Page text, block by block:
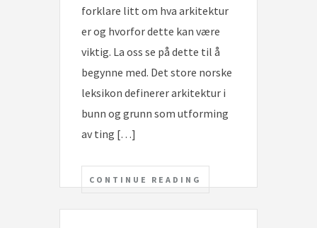
forklare litt om hva arkitektur
er og hvorfor dette kan være
viktig. La oss se på dette til å
begynne med. Det store norske
leksikon definerer arkitektur i
bunn og grunn som utforming
av ting […]
CONTINUE READING